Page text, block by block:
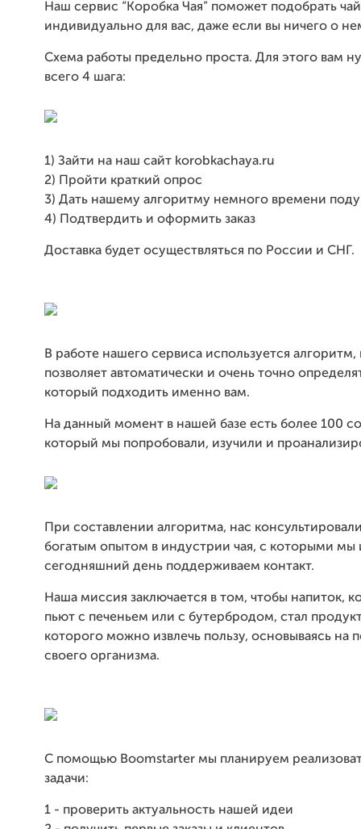
Наш сервис “Коробка Чая” поможет подобрать чай
индивидуально для вас, даже если вы ничего о
Схема работы предельно проста. Для этого вам
всего 4 шага:
1) Зайти на наш сайт korobkachaya.ru
2) Пройти краткий опрос
3) Дать нашему алгоритму немного времени
4) Подтвердить и оформить заказ
Доставка будет осуществляться по России и СНГ.
В работе нашего сервиса используется
позволяет автоматически и очень точно
который подходить именно вам.
На данный момент в нашей базе есть более 100
который мы попробовали, изучили и
При составлении алгоритма, нас
богатым опытом в индустрии чая, с которыми мы
сегодняшний день поддерживаем контакт.
Наша миссия заключается в том, чтобы напиток,
пьют с печеньем или с бутербродом, стал
которого можно извлечь пользу, основываясь на
своего организма.
С помощью Boomstarter мы планируем
задачи:
1 - проверить актуальность нашей идеи